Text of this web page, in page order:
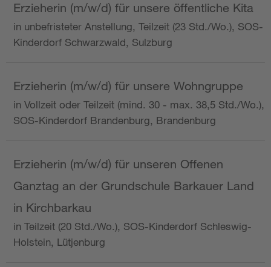
Erzieherin (m/w/d) für unsere öffentliche Kita
in unbefristeter Anstellung, Teilzeit (23 Std./Wo.), SOS-
Kinderdorf Schwarzwald, Sulzburg
Erzieherin (m/w/d) für unsere Wohngruppe
in Vollzeit oder Teilzeit (mind. 30 - max. 38,5 Std./Wo.),
SOS-Kinderdorf Brandenburg, Brandenburg
Erzieherin (m/w/d) für unseren Offenen
Ganztag an der Grundschule Barkauer Land
in Kirchbarkau
in Teilzeit (20 Std./Wo.), SOS-Kinderdorf Schleswig-
Holstein, Lütjenburg